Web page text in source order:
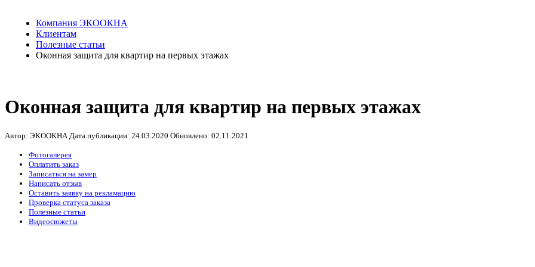
Компания ЭКООКНА
Клиентам
Полезные статьи
Оконная защита для квартир на первых этажах
Оконная защита для квартир на первых этажах
Автор: ЭКООКНА Дата публикации: 24.03.2020 Обновлено: 02.11.2021
Фотогалерея
Оплатить заказ
Записаться на замер
Написать отзыв
Оставить заявку на рекламацию
Проверка статуса заказа
Полезные статьи
Видеосюжеты